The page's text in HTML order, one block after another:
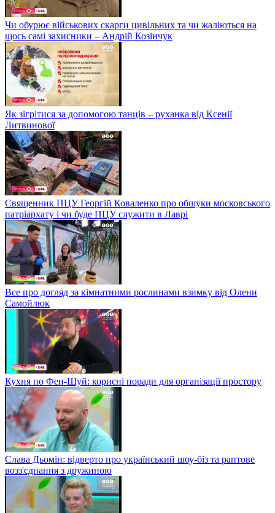
Чи обурює військових скарги цивільних та чи жаліються на
щось самі захисники – Андрій Козінчук
Як зігрітися за допомогою танців – руханка від Ксенії
Литвинової
Священник ПЦУ Георгій Коваленко про обшуки московського
патріархату і чи буде ПЦУ служити в Лаврі
Все про догляд за кімнатними рослинами взимку від Олени
Самойлюк
Кухня по Фен-Шуй: корисні поради для організації простору
Слава Дьомін: відверто про український шоу-біз та раптове
возз'єднання з дружиною